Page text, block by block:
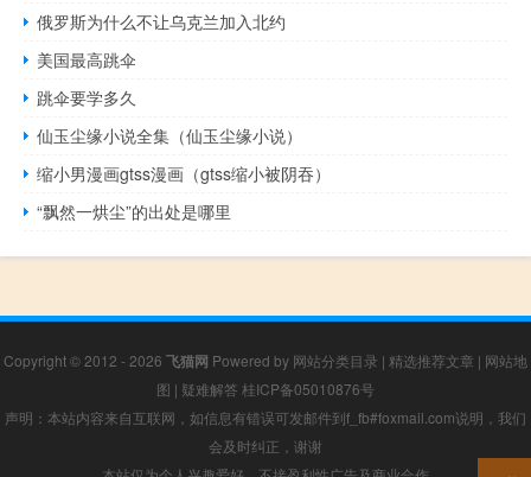
俄罗斯为什么不让乌克兰加入北约
美国最高跳伞
跳伞要学多久
仙玉尘缘小说全集（仙玉尘缘小说）
缩小男漫画gtss漫画（gtss缩小被阴吞）
“飘然一烘尘”的出处是哪里
Copyright © 2012 - 2026 飞猫网 Powered by 网站分类目录 | 精选推荐文章 | 网站地
图 | 疑难解答 桂ICP备05010876号
声明：本站内容来自互联网，如信息有错误可发邮件到f_fb#foxmail.com说明，我们
会及时纠正，谢谢